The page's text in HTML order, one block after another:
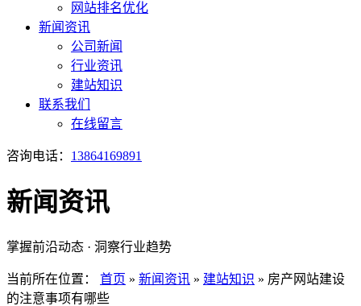
网站排名优化
新闻资讯
公司新闻
行业资讯
建站知识
联系我们
在线留言
咨询电话： 13864169891
新闻资讯
掌握前沿动态 · 洞察行业趋势
当前所在位置： 首页 » 新闻资讯 » 建站知识 » 房产网站建设
的注意事项有哪些